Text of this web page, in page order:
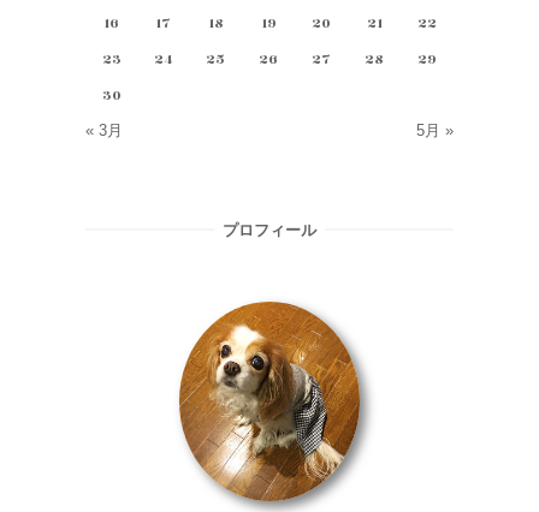
16
17 18 19 20 21
22
23
24 25 26 27 28
29
30
« 3月 5月 »
プロフィール